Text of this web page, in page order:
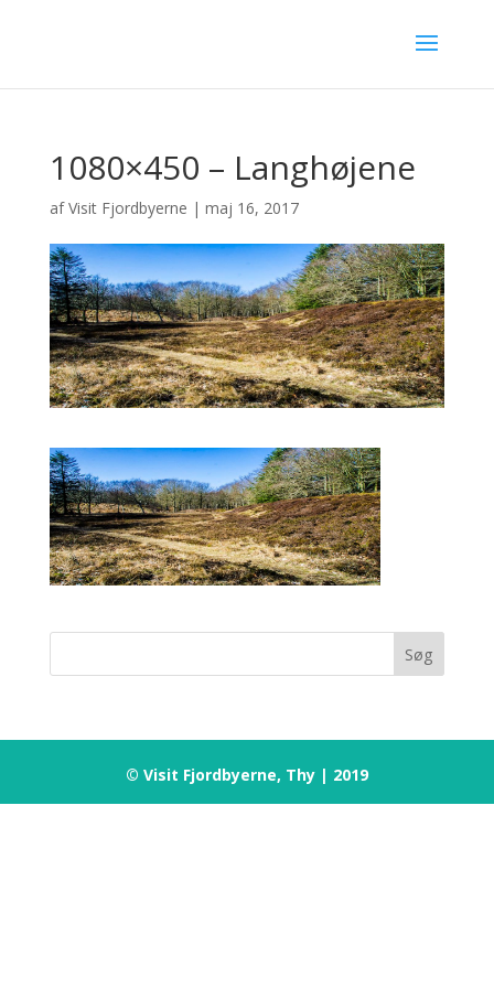
1080×450 – Langhøjene
afVisit Fjordbyerne | maj 16, 2017
© Visit Fjordbyerne, Thy | 2019